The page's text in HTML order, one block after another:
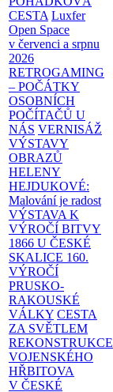
CESTA Luxfer
Open Space
v červenci a srpnu
2026
RETROGAMING
– POČÁTKY
OSOBNÍCH
POČÍTAČŮ U
NÁS VERNISÁŽ
VÝSTAVY
OBRAZŮ
HELENY
HEJDUKOVÉ:
Malování je radost
VÝSTAVA K
VÝROČÍ BITVY
1866 U ČESKÉ
SKALICE 160.
VÝROČÍ
PRUSKO-
RAKOUSKÉ
VÁLKY CESTA
ZA SVĚTLEM
REKONSTRUKCE
VOJENSKÉHO
HŘBITOVA
V ČESKÉ